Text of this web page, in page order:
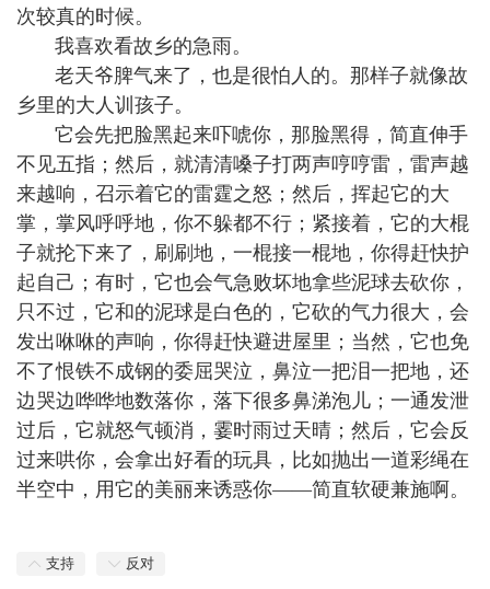
次较真的时候。
我喜欢看故乡的急雨。
老天爷脾气来了，也是很怕人的。那样子就像故
乡里的大人训孩子。
它会先把脸黑起来吓唬你，那脸黑得，简直伸手
不见五指；然后，就清清嗓子打两声哼哼雷，雷声越
来越响，召示着它的雷霆之怒；然后，挥起它的大
掌，掌风呼呼地，你不躲都不行；紧接着，它的大棍
子就抡下来了，刷刷地，一棍接一棍地，你得赶快护
起自己；有时，它也会气急败坏地拿些泥球去砍你，
只不过，它和的泥球是白色的，它砍的气力很大，会
发出咻咻的声响，你得赶快避进屋里；当然，它也免
不了恨铁不成钢的委屈哭泣，鼻泣一把泪一把地，还
边哭边哗哗地数落你，落下很多鼻涕泡儿；一通发泄
过后，它就怒气顿消，霎时雨过天晴；然后，它会反
过来哄你，会拿出好看的玩具，比如抛出一道彩绳在
半空中，用它的美丽来诱惑你——简直软硬兼施啊。
支持 反对